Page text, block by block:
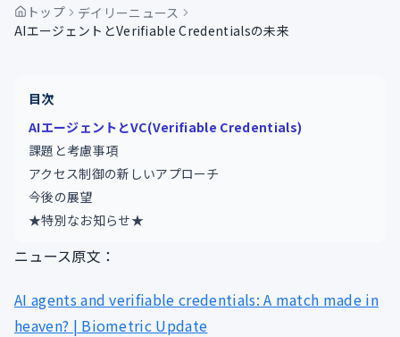
トップ
デイリーニュース
AIエージェントとVerifiable Credentialsの未来
目次
AIエージェントとVC(Verifiable Credentials)
課題と考慮事項
アクセス制御の新しいアプローチ
今後の展望
★特別なお知らせ★
ニュース原文：
AI agents and verifiable credentials: A match made in
heaven? | Biometric Update